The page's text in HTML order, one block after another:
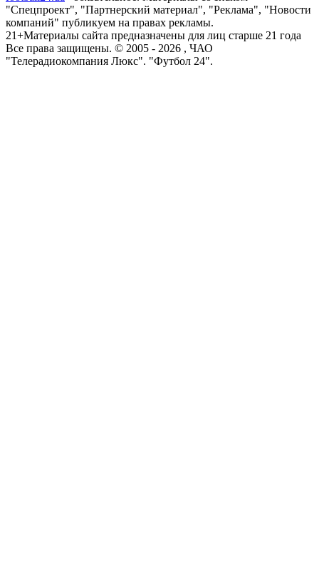
"Спецпроект", "Партнерский материал", "Реклама", "Новости
компаний" публикуем на правах рекламы.
21+Материалы сайта предназначены для лиц старше 21 года
Все права защищены. © 2005 - 2026 , ЧАО
"Телерадиокомпания Люкс". "Футбол 24".